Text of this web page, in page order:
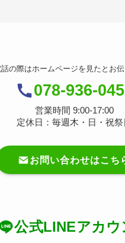
話の際はホームページを見たとお
078-936-
営業時間 9:00-17:00
定休日：毎週木・日・祝祭
お問い合わせはこち
公式LINEアカウ